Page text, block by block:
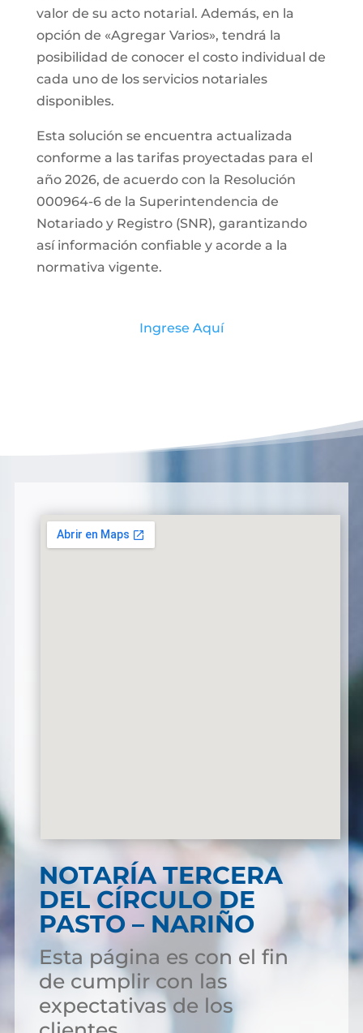
valor de su acto notarial. Además, en la
opción de «Agregar Varios», tendrá la
posibilidad de conocer el costo individual de
cada uno de los servicios notariales
disponibles.
Esta solución se encuentra actualizada
conforme a las tarifas proyectadas para el
año 2026, de acuerdo con la Resolución
000964-6 de la Superintendencia de
Notariado y Registro (SNR), garantizando
así información confiable y acorde a la
normativa vigente.
Ingrese Aquí
NOTARÍA TERCERA
DEL CÍRCULO DE
PASTO – NARIÑO
Esta página es con el fin
de cumplir con las
expectativas de los